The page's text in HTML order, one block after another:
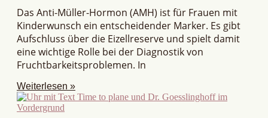
Das Anti-Müller-Hormon (AMH) ist für Frauen mit
Kinderwunsch ein entscheidender Marker. Es gibt
Aufschluss über die Eizellreserve und spielt damit
eine wichtige Rolle bei der Diagnostik von
Fruchtbarkeitsproblemen. In
Weiterlesen »